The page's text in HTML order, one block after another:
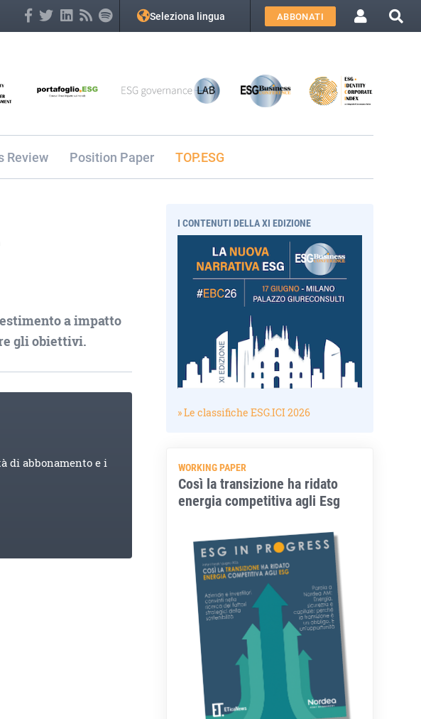
Seleziona lingua ABBONATI
Review Position Paper TOP.ESG
a impatto
gli obiettivi.
di abbonamento e i
I CONTENUTI DELLA XI EDIZIONE
» Le classifiche ESG.ICI 2026
WORKING PAPER
Così la transizione ha ridato
energia competitiva agli Esg